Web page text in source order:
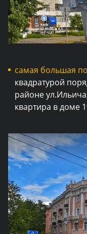
самая большая
квадратурой
районе
квартира в доме